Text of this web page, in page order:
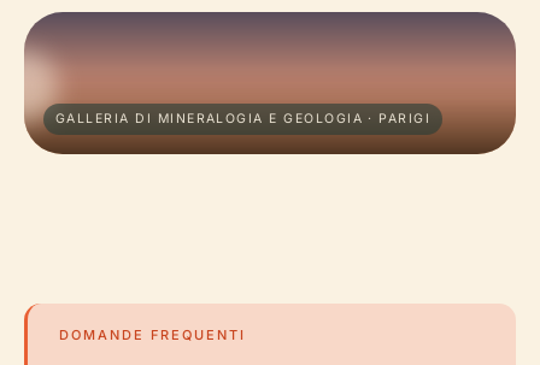
GALLERIA DI MINERALOGIA E GEOLOGIA · PARIGI
DOMANDE FREQUENTI